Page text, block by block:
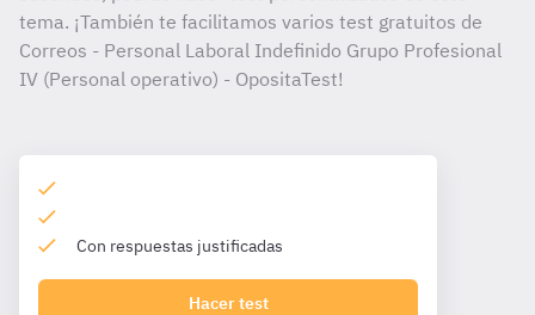
tema. ¡También te facilitamos varios test gratuitos de
Correos - Personal Laboral Indefinido Grupo Profesional
IV (Personal operativo) - OpositaTest!
Con respuestas justificadas
Hacer test